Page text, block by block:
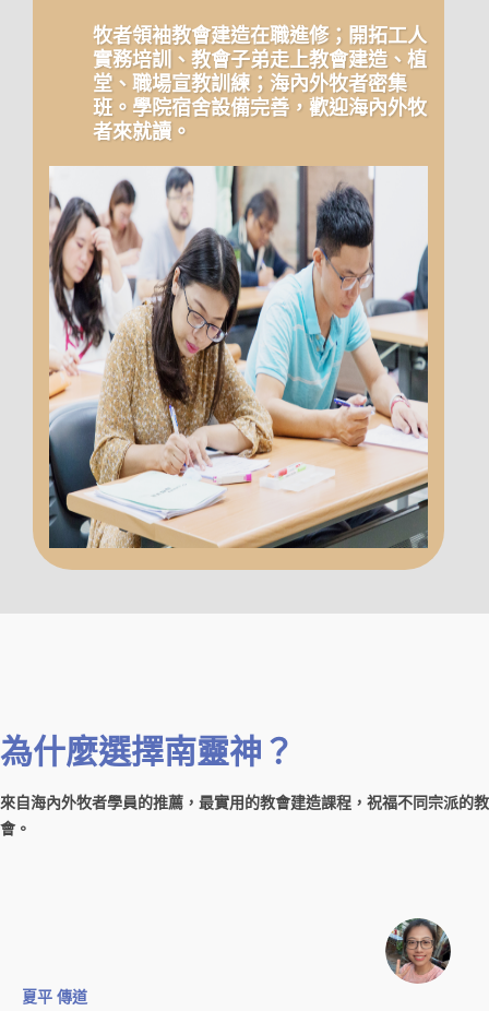
牧者領袖教會建造在職進修；開拓工人
實務培訓、教會子弟走上教會建造、植
堂、職場宣教訓練；海內外牧者密集
班。學院宿舍設備完善，歡迎海內外牧
者來就讀。
為什麼選擇南靈神？
來自海內外牧者學員的推薦，最實用的教會建造課程，祝福不同宗派的教
會。
夏平 傳道